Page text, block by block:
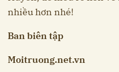
nhiều hơn nhé!
Ban biên tập
Moitruong.net.vn